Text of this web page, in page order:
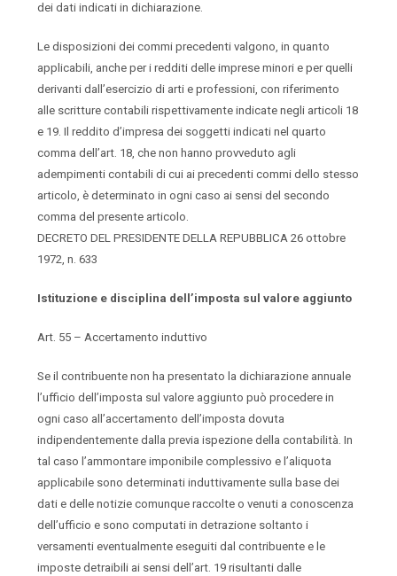
dei dati indicati in dichiarazione.
Le disposizioni dei commi precedenti valgono, in quanto
applicabili, anche per i redditi delle imprese minori e per quelli
derivanti dall’esercizio di arti e professioni, con riferimento
alle scritture contabili rispettivamente indicate negli articoli 18
e 19. Il reddito d’impresa dei soggetti indicati nel quarto
comma dell’art. 18, che non hanno provveduto agli
adempimenti contabili di cui ai precedenti commi dello stesso
articolo, è determinato in ogni caso ai sensi del secondo
comma del presente articolo.
DECRETO DEL PRESIDENTE DELLA REPUBBLICA 26 ottobre
1972, n. 633
Istituzione e disciplina dell’imposta sul valore aggiunto
Art. 55 – Accertamento induttivo
Se il contribuente non ha presentato la dichiarazione annuale
l’ufficio dell’imposta sul valore aggiunto può procedere in
ogni caso all’accertamento dell’imposta dovuta
indipendentemente dalla previa ispezione della contabilità. In
tal caso l’ammontare imponibile complessivo e l’aliquota
applicabile sono determinati induttivamente sulla base dei
dati e delle notizie comunque raccolte o venuti a conoscenza
dell’ufficio e sono computati in detrazione soltanto i
versamenti eventualmente eseguiti dal contribuente e le
imposte detraibili ai sensi dell’art. 19 risultanti dalle